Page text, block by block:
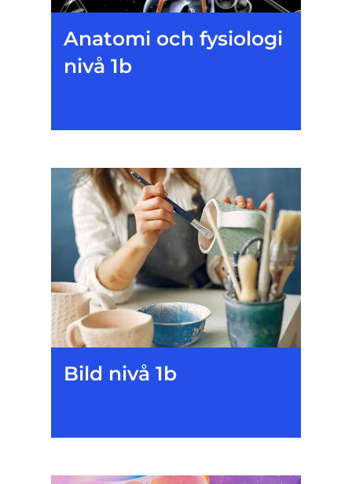
Anatomi och fysiologi
nivå 1b
Bild nivå 1b